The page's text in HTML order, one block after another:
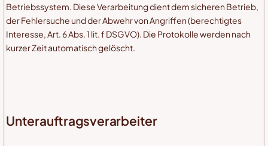
Betriebssystem. Diese Verarbeitung dient dem sicheren Betrieb,
der Fehlersuche und der Abwehr von Angriffen (berechtigtes
Interesse, Art. 6 Abs. 1 lit. f DSGVO). Die Protokolle werden nach
kurzer Zeit automatisch gelöscht.
Unterauftragsverarbeiter